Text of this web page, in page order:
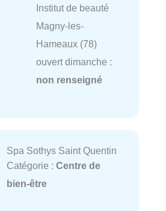
Institut de beauté
Magny-les-
Hameaux (78)
ouvert dimanche :
non renseigné
Spa Sothys Saint Quentin
Catégorie : Centre de
bien-être